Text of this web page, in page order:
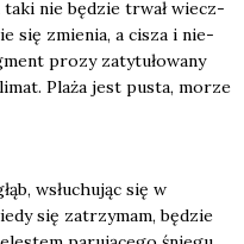
nie będzie trwał wiecz­
się zmie­nia, a cisza i nie­
pro­zy zaty­tu­ło­wa­ny
Pla­ża jest pusta, morze
wsłu­chu­jąc się w
się zatrzy­mam, będzie